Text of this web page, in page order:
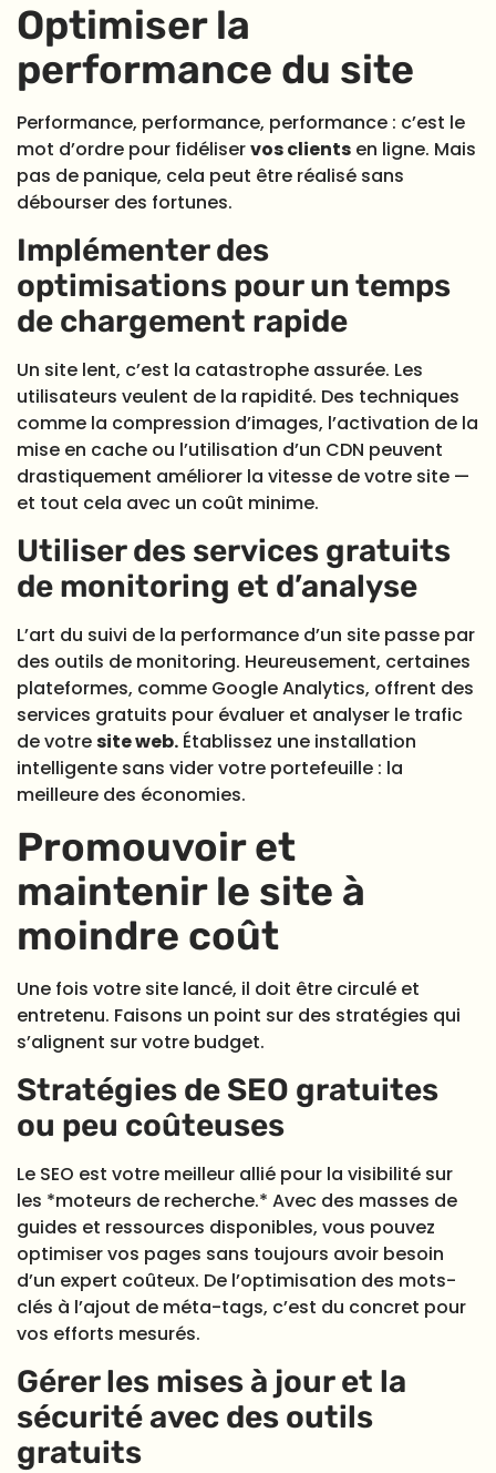
Optimiser la
performance du site
Performance, performance, performance : c’est le
mot d’ordre pour fidéliservos clients en ligne. Mais
pas de panique, cela peut être réalisé sans
débourser des fortunes.
Implémenter des
optimisations pour un temps
de chargement rapide
Un site lent, c’est la catastrophe assurée. Les
utilisateurs veulent de la rapidité. Des techniques
comme la compression d’images, l’activation de la
mise en cache ou l’utilisation d’un CDN peuvent
drastiquement améliorer la vitesse de votre site —
et tout cela avec un coût minime.
Utiliser des services gratuits
de monitoring et d’analyse
L’art du suivi de la performance d’un site passe par
des outils de monitoring. Heureusement, certaines
plateformes, comme Google Analytics, offrent des
services gratuits pour évaluer et analyser le trafic
de votresite web. Établissez une installation
intelligente sans vider votre portefeuille : la
meilleure des économies.
Promouvoir et
maintenir le site à
moindre coût
Une fois votre site lancé, il doit être circulé et
entretenu. Faisons un point sur des stratégies qui
s’alignent sur votre budget.
Stratégies de SEO gratuites
ou peu coûteuses
Le SEO est votre meilleur allié pour la visibilité sur
les *moteurs de recherche.* Avec des masses de
guides et ressources disponibles, vous pouvez
optimiser vos pages sans toujours avoir besoin
d’un expert coûteux. De l’optimisation des mots-
clés à l’ajout de méta-tags, c’est du concret pour
vos efforts mesurés.
Gérer les mises à jour et la
sécurité avec des outils
gratuits